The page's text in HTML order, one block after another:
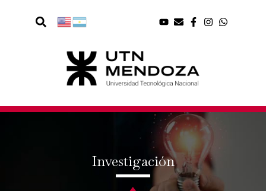
Investigación